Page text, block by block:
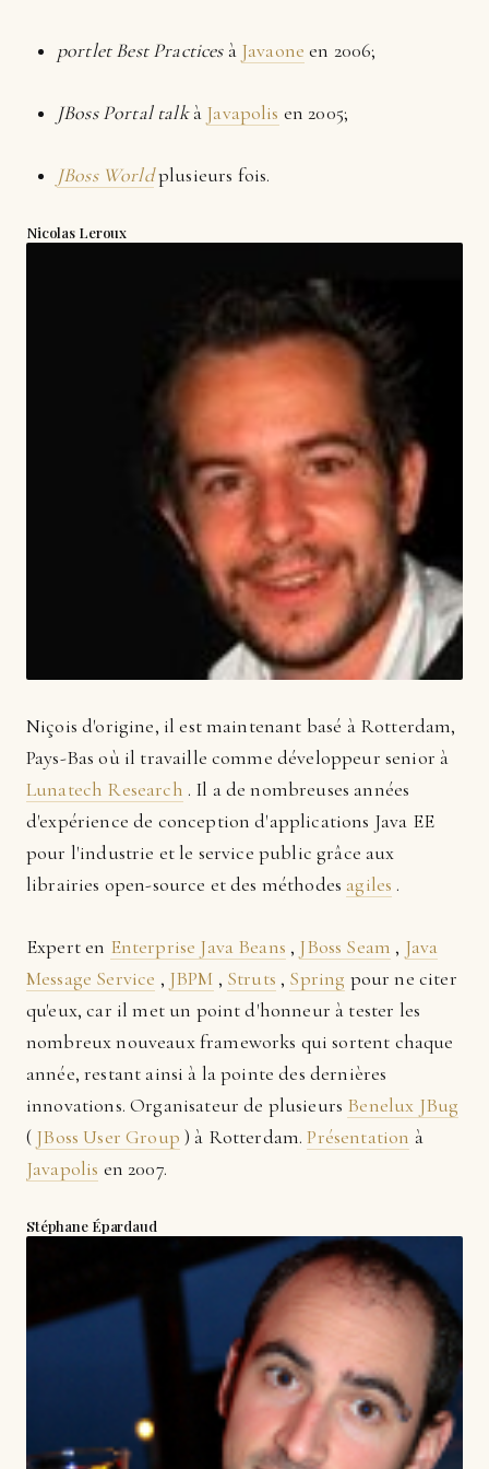
portlet Best Practicesà Javaone en 2006;
JBoss Portal talkà Javapolis en 2005;
JBoss Worldplusieurs fois.
Nicolas Leroux
Niçois d'origine, il est maintenant basé à Rotterdam,
Pays-Bas où il travaille comme développeur senior à
Lunatech Research . Il a de nombreuses années
d'expérience de conception d'applications Java EE
pour l'industrie et le service public grâce aux
librairies open-source et des méthodes agiles .
Expert en Enterprise Java Beans , JBoss Seam , Java
Message Service , JBPM , Struts , Spring pour ne citer
qu'eux, car il met un point d'honneur à tester les
nombreux nouveaux frameworks qui sortent chaque
année, restant ainsi à la pointe des dernières
innovations. Organisateur de plusieurs Benelux JBug
( JBoss User Group ) à Rotterdam.Présentation à
Javapolis en 2007.
Stéphane Épardaud